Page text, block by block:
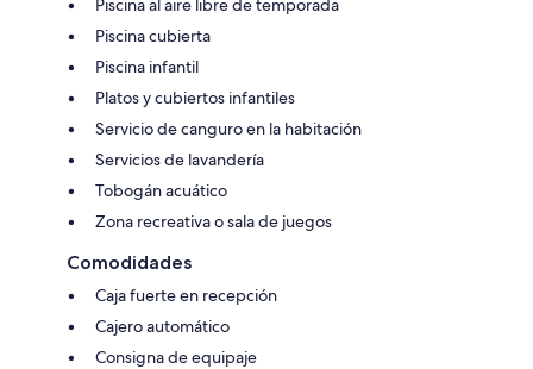
Piscina al aire libre de temporada
Piscina cubierta
Piscina infantil
Platos y cubiertos infantiles
Servicio de canguro en la habitación
Servicios de lavandería
Tobogán acuático
Zona recreativa o sala de juegos
Comodidades
Caja fuerte en recepción
Cajero automático
Consigna de equipaje